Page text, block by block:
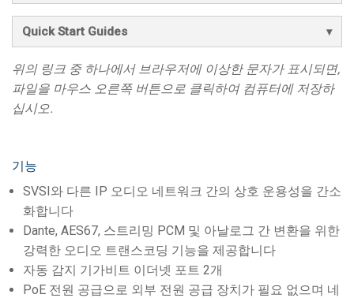
Quick Start Guides
위의 링크 중 하나에서 브라우저에 이상한 문자가 표시되면,
파일을 마우스 오른쪽 버튼으로 클릭하여 컴퓨터에 저장하
십시오.
기능
SVSI와 다른 IP 오디오 네트워크 간의 상호 운용성을 간소
화합니다
Dante, AES67, 스트리밍 PCM 및 아날로그 간 변환을 위한
강력한 오디오 트랜스코딩 기능을 제공합니다
자동 감지 기가비트 이더넷 포트 2개
PoE 전원 공급으로 외부 전원 공급 장치가 필요 없으며 네